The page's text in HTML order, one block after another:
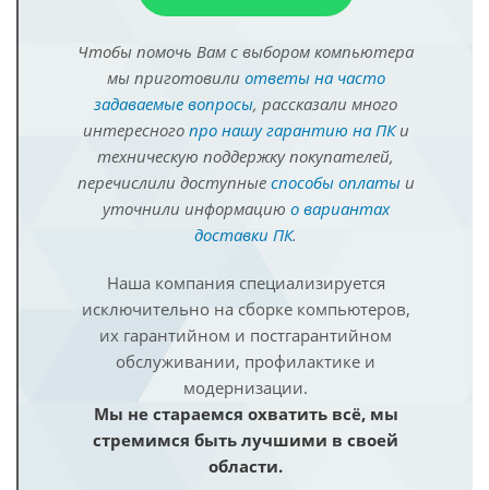
Чтобы помочь Вам с выбором компьютера
мы приготовили ответы на часто
задаваемые вопросы, рассказали много
интересного про нашу гарантию на ПКи
техническую поддержку покупателей,
перечислили доступные способы оплатыи
уточнили информацию о вариантах
доставки ПК.
Наша компания специализируется
исключительно на сборке компьютеров,
их гарантийном и постгарантийном
обслуживании, профилактике и
модернизации.
Мы не стараемся охватить всё, мы
стремимся быть лучшими в своей
области.